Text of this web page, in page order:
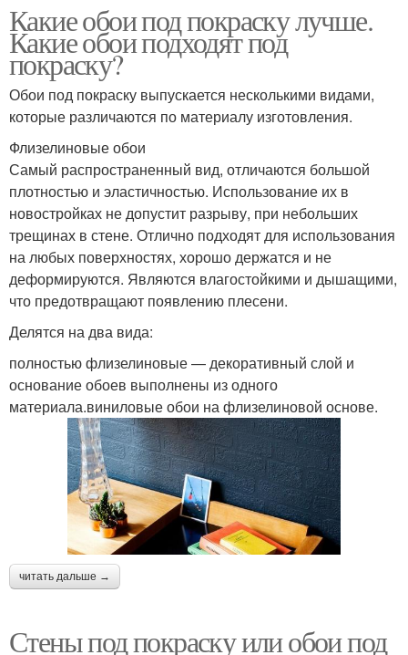
Какие обои под покраску лучше.
Какие обои подходят под
покраску?
Обои под покраску выпускается несколькими видами,
которые различаются по материалу изготовления.
Флизелиновые обои
Самый распространенный вид, отличаются большой
плотностью и эластичностью. Использование их в
новостройках не допустит разрыву, при небольших
трещинах в стене. Отлично подходят для использования
на любых поверхностях, хорошо держатся и не
деформируются. Являются влагостойкими и дышащими,
что предотвращают появлению плесени.
Делятся на два вида:
полностью флизелиновые — декоративный слой и
основание обоев выполнены из одного
материала.виниловые обои на флизелиновой основе.
читать дальше →
Стены под покраску или обои под